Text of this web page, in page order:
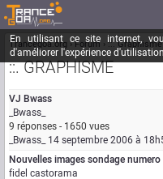
En utilisant ce site internet,
d'améliorer l'expérience
Trancegoa.org Forum ::. Graphisme
::. GRAPHISME
VJ Bwass
_Bwass_
9 réponses - 1650 vues
_Bwass_ 14 septembre 2006 à
Nouvelles images sondage numero
fidel castorama